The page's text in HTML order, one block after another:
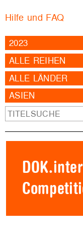
Hilfe und FAQ
2023
ALLE REIHEN
ALLE LÄNDER
ASIEN